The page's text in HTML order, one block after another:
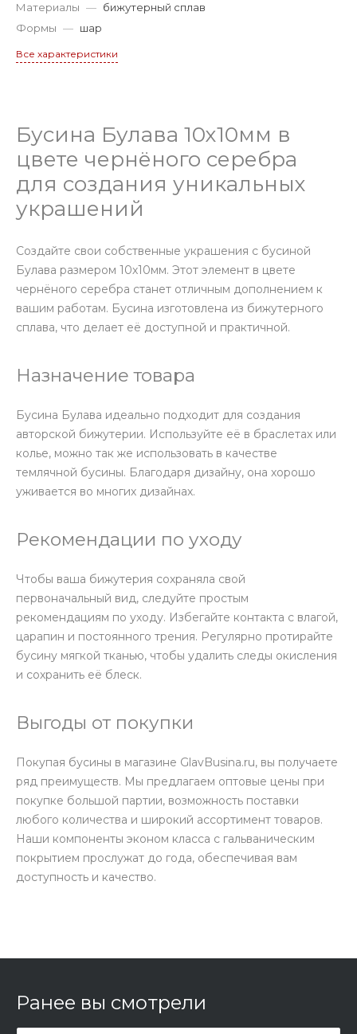
Материалы — бижутерный сплав
Формы — шар
Все характеристики
Бусина Булава 10х10мм в
цвете чернёного серебра
для создания уникальных
украшений
Создайте свои собственные украшения с бусиной
Булава размером 10х10мм. Этот элемент в цвете
чернёного серебра станет отличным дополнением к
вашим работам. Бусина изготовлена из бижутерного
сплава, что делает её доступной и практичной.
Назначение товара
Бусина Булава идеально подходит для создания
авторской бижутерии. Используйте её в браслетах или
колье, можно так же использовать в качестве
темлячной бусины. Благодаря дизайну, она хорошо
уживается во многих дизайнах.
Рекомендации по уходу
Чтобы ваша бижутерия сохраняла свой
первоначальный вид, следуйте простым
рекомендациям по уходу. Избегайте контакта с влагой,
царапин и постоянного трения. Регулярно протирайте
бусину мягкой тканью, чтобы удалить следы окисления
и сохранить её блеск.
Выгоды от покупки
Покупая бусины в магазине GlavBusina.ru, вы получаете
ряд преимуществ. Мы предлагаем оптовые цены при
покупке большой партии, возможность поставки
любого количества и широкий ассортимент товаров.
Наши компоненты эконом класса с гальваническим
покрытием прослужат до года, обеспечивая вам
доступность и качество.
Ранее вы смотрели